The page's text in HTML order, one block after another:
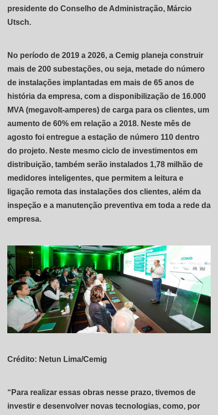
presidente do Conselho de Administração, Márcio
Utsch.
No período de 2019 a 2026, a Cemig planeja construir
mais de 200 subestações, ou seja, metade do número
de instalações implantadas em mais de 65 anos de
história da empresa, com a disponibilização de 16.000
MVA (megavolt-amperes) de carga para os clientes, um
aumento de 60% em relação a 2018. Neste mês de
agosto foi entregue a estação de número 110 dentro
do projeto. Neste mesmo ciclo de investimentos em
distribuição, também serão instalados 1,78 milhão de
medidores inteligentes, que permitem a leitura e
ligação remota das instalações dos clientes, além da
inspeção e a manutenção preventiva em toda a rede da
empresa.
Crédito: Netun Lima/Cemig
“Para realizar essas obras nesse prazo, tivemos de
investir e desenvolver novas tecnologias, como, por